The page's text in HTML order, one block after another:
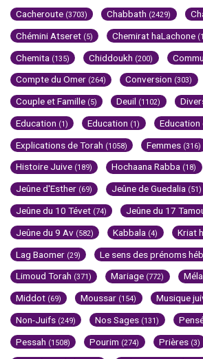
Cacheroute (3703) Chabbath (2429)
Chémini Atseret (5) Chemirat haLachone
Chemita (135) Chiddoukh (200)
Compte du Omer (264) Conversion (303)
Couple et Famille (5) Deuil (1102)
Education (1) Education (1)
Explications de Torah (1058) Femmes (316)
Histoire Juive (189) Hochaana Rabba (18)
Jeûne d'Esther (69) Jeûne de Guedalia (51)
Jeûne du 10 Tévet (74) Jeûne du 17
Jeûne du 9 Av (582) Kabbala (4) Kriat
Lag Baomer (29) Le sens des prénoms
Limoud Torah (371) Mariage (772)
Middot (69) Moussar (154) Musique
Non-Juifs (249) Nos Sages (131)
Pessah (1508) Pourim (274) Prières (3)